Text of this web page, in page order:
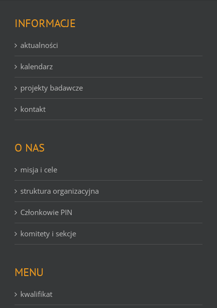
INFORMACJE
aktualności
kalendarz
projekty badawcze
kontakt
O NAS
misja i cele
struktura organizacyjna
Członkowie PIN
komitety i sekcje
MENU
kwalifikat